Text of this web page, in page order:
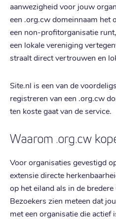
aanwezigheid voor jouw
een .org.cw domeinnaam het
een non-profitorganisatie
een lokale vereniging
straalt direct vertrouwen en
Site.nl is een van de
registreren van een .org.cw
ten koste gaat van de service.
Waarom .org.cw
Voor organisaties gevestigd
extensie directe
op het eiland als in de
Bezoekers zien meteen dat
met een organisatie die actief